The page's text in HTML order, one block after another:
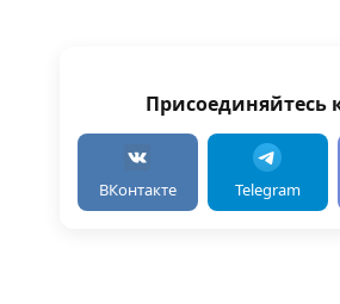
Присоединяйтесь
ВКонтакте Telegram